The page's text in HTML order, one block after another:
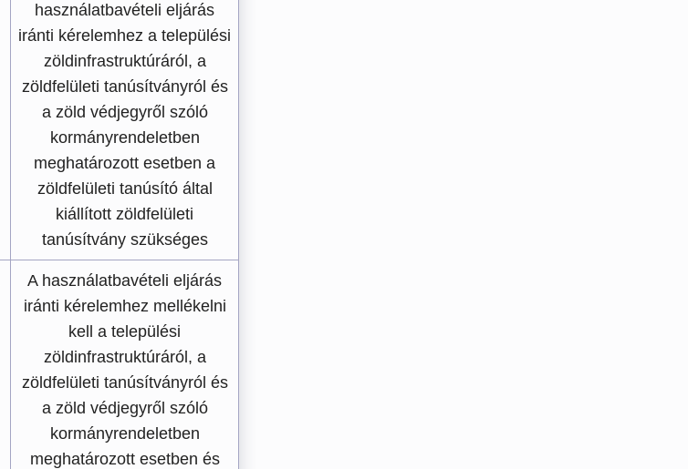
használatbavételi eljárás
iránti kérelemhez a települési
zöldinfrastruktúráról, a
zöldfelületi tanúsítványról és
a zöld védjegyről szóló
kormányrendeletben
meghatározott esetben a
zöldfelületi tanúsító által
kiállított zöldfelületi
tanúsítvány szükséges
A használatbavételi eljárás
iránti kérelemhez mellékelni
kell a települési
zöldinfrastruktúráról, a
zöldfelületi tanúsítványról és
a zöld védjegyről szóló
kormányrendeletben
meghatározott esetben és